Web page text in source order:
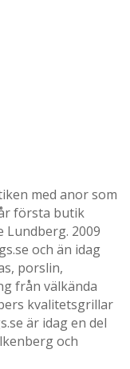
med anor som
första butik
Lundberg. 2009
och än idag
porslin,
från välkända
kvalitetsgrillar
är idag en del
och